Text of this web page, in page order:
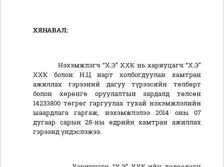
ХЯНАВАЛ:
Нэхэмжлэгч “Х.Э” ХХК нь хариуцагч “Х.Э”
ХХК болон Н.Ц нарт холбогдуулан хамтран
ажиллах гэрээний дагуу түрээсийн төлбөрт
болон хөрөнгө оруулалтын зардалд төлсөн
14233800 төгрөг гаргуулах тухай нэхэмжлэлийн
шаардлага гаргаж, нэхэмжлэлээ 2014 оны 07
дугаар сарын 28-ны өдрийн хамтран ажиллах
гэрээнд үндэслэжээ.